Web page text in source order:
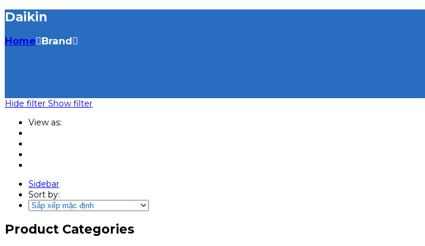
Daikin
Home Brand
Hide filter Show filter
View as:
Sidebar
Sort by:
Product Categories